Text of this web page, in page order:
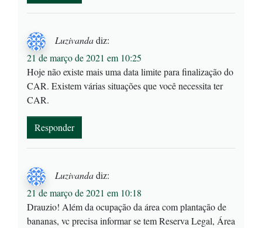
Luzivandadiz:
21 de março de 2021 em 10:25
Hoje não existe mais uma data limite para finalização do
CAR. Existem várias situações que você necessita ter
CAR.
Responder
Luzivandadiz:
21 de março de 2021 em 10:18
Drauzio! Além da ocupação da área com plantação de
bananas, vc precisa informar se tem Reserva Legal, Área